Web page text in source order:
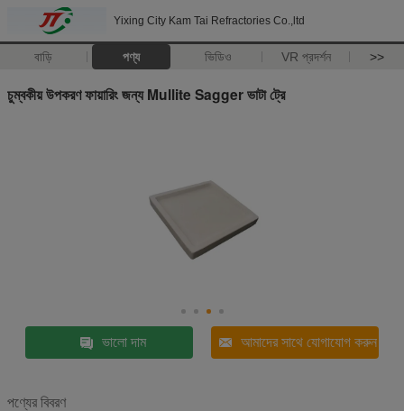
Yixing City Kam Tai Refractories Co.,ltd
বাড়ি পণ্য ভিডিও VR প্রদর্শন >>
চুম্বকীয় উপকরণ ফায়ারিং জন্য Mullite Sagger ভাটা ট্রে
ভালো দাম আমাদের সাথে যোগাযোগ করুন
পণ্যের বিবরণ